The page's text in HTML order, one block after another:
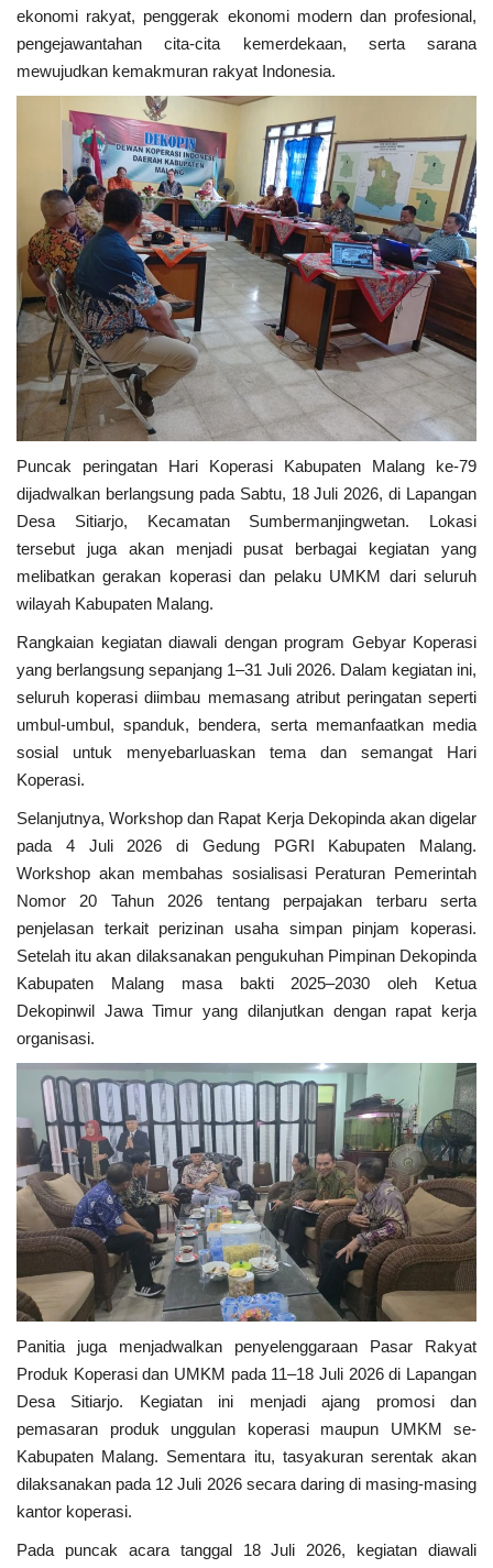
ekonomi rakyat, penggerak ekonomi modern dan profesional,
pengejawantahan cita-cita kemerdekaan, serta sarana
mewujudkan kemakmuran rakyat Indonesia.
Puncak peringatan Hari Koperasi Kabupaten Malang ke-79
dijadwalkan berlangsung pada Sabtu, 18 Juli 2026, di Lapangan
Desa Sitiarjo, Kecamatan Sumbermanjingwetan. Lokasi
tersebut juga akan menjadi pusat berbagai kegiatan yang
melibatkan gerakan koperasi dan pelaku UMKM dari seluruh
wilayah Kabupaten Malang.
Rangkaian kegiatan diawali dengan program Gebyar Koperasi
yang berlangsung sepanjang 1–31 Juli 2026. Dalam kegiatan ini,
seluruh koperasi diimbau memasang atribut peringatan seperti
umbul-umbul, spanduk, bendera, serta memanfaatkan media
sosial untuk menyebarluaskan tema dan semangat Hari
Koperasi.
Selanjutnya, Workshop dan Rapat Kerja Dekopinda akan digelar
pada 4 Juli 2026 di Gedung PGRI Kabupaten Malang.
Workshop akan membahas sosialisasi Peraturan Pemerintah
Nomor 20 Tahun 2026 tentang perpajakan terbaru serta
penjelasan terkait perizinan usaha simpan pinjam koperasi.
Setelah itu akan dilaksanakan pengukuhan Pimpinan Dekopinda
Kabupaten Malang masa bakti 2025–2030 oleh Ketua
Dekopinwil Jawa Timur yang dilanjutkan dengan rapat kerja
organisasi.
Panitia juga menjadwalkan penyelenggaraan Pasar Rakyat
Produk Koperasi dan UMKM pada 11–18 Juli 2026 di Lapangan
Desa Sitiarjo. Kegiatan ini menjadi ajang promosi dan
pemasaran produk unggulan koperasi maupun UMKM se-
Kabupaten Malang. Sementara itu, tasyakuran serentak akan
dilaksanakan pada 12 Juli 2026 secara daring di masing-masing
kantor koperasi.
Pada puncak acara tanggal 18 Juli 2026, kegiatan diawali